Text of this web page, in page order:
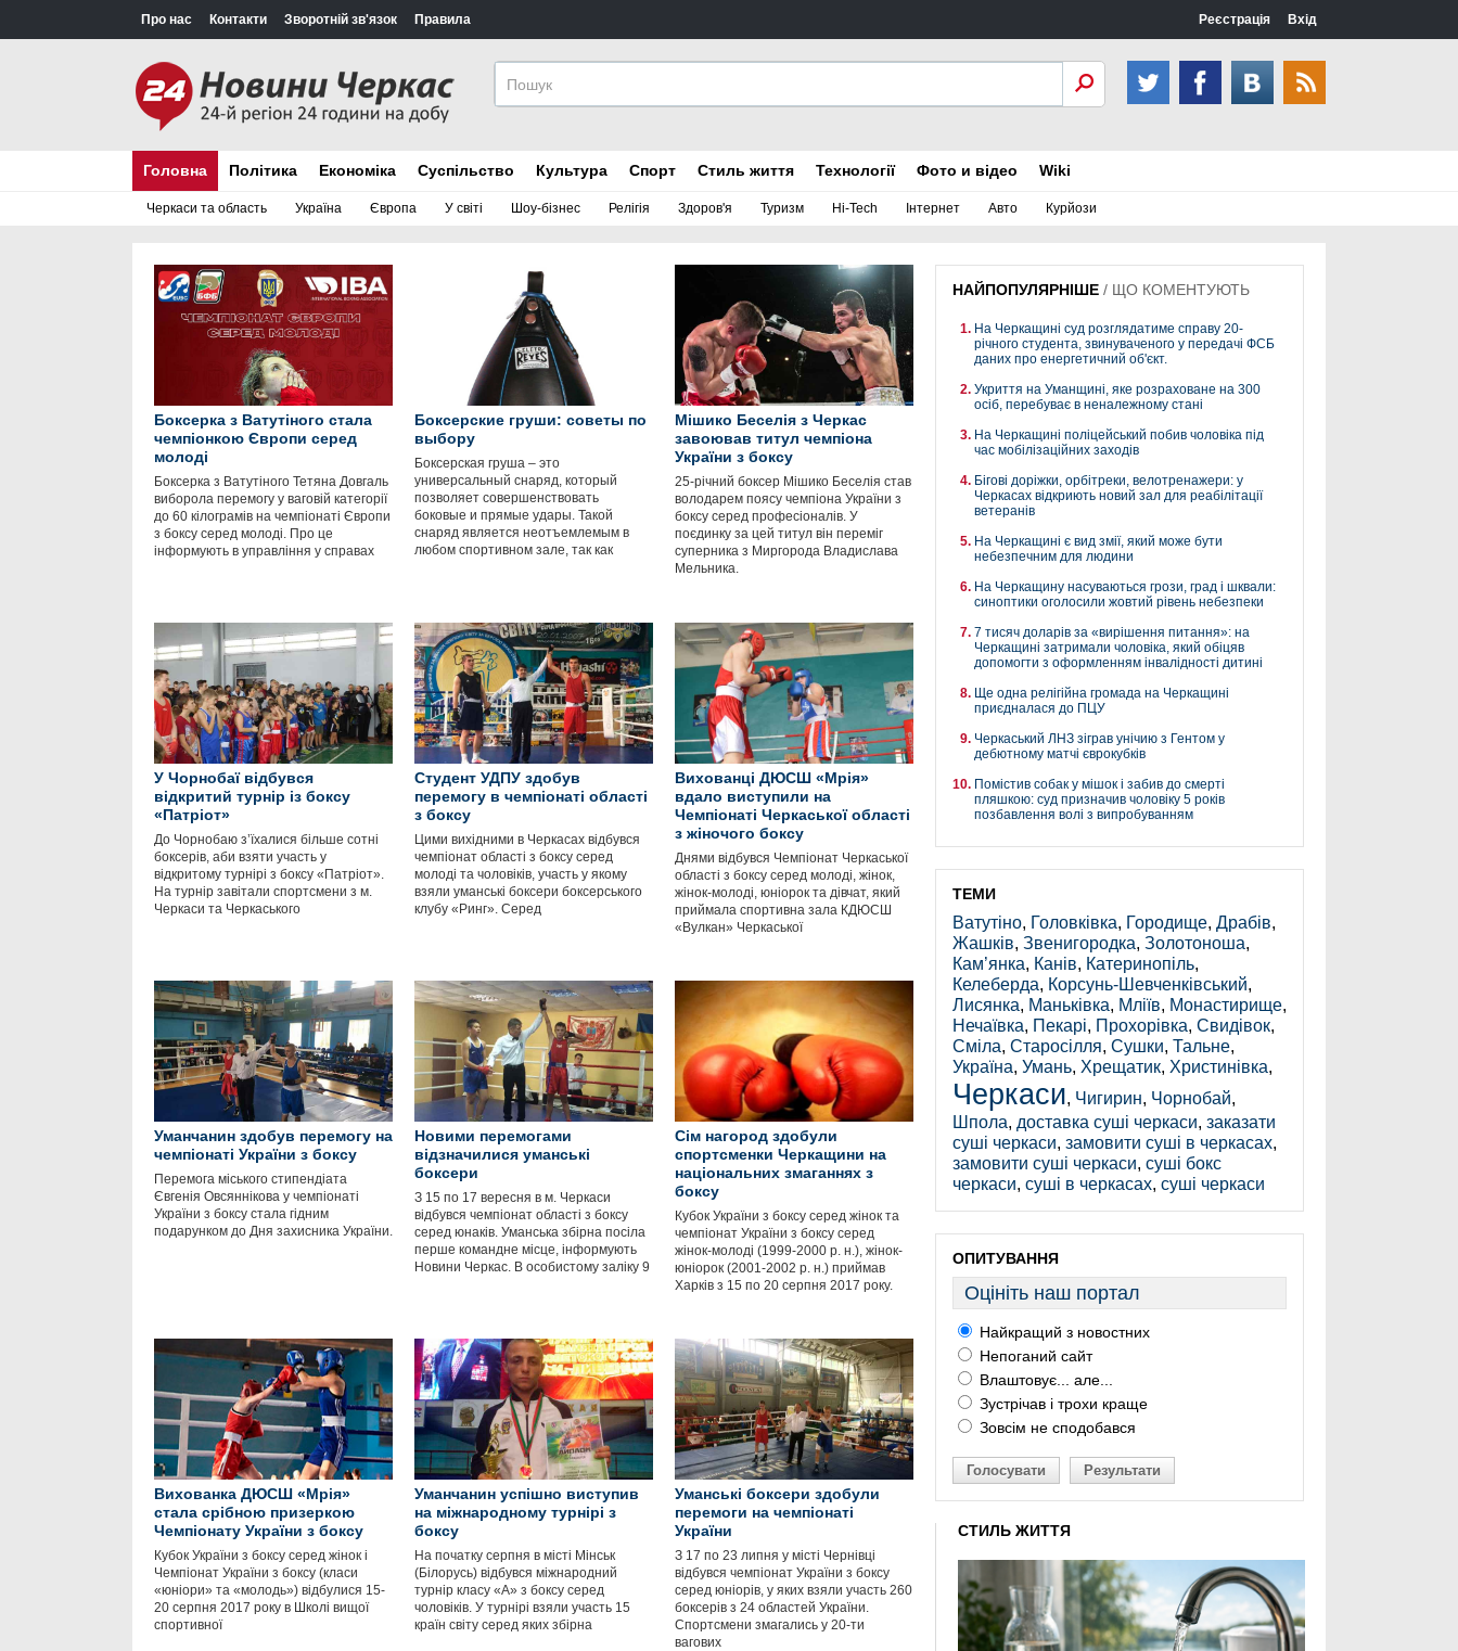
Про нас Контакти Зворотній зв'язок Правила Реєстрація Вхід
Головна
Черкаси та область Україна Європа У світі Шоу-бізнес Релігія Здоров'я Туризм Hi-Tech Інтернет Авто Курйози
Політика Економіка Суспільство Культура Спорт Стиль життя Технології Фото и відео Wiki
Боксерка з Ватутіного стала
чемпіонкою Європи серед
молоді
Боксерка з Ватутіного Тетяна Довгаль
виборола перемогу у ваговій категорії
до 60 кілограмів на чемпіонаті Європи
з боксу серед молоді. Про це
інформують в управління у справах
Боксерские груши: советы по
выбору
Боксерская груша – это
универсальный снаряд, который
позволяет совершенствовать
боковые и прямые удары. Такой
снаряд является неотъемлемым в
любом спортивном зале, так как
Мішико Беселія з Черкас
завоював титул чемпіона
України з боксу
25-річний боксер Мішико Беселія став
володарем поясу чемпіона України з
боксу серед професіоналів. У
поєдинку за цей титул він переміг
суперника з Миргорода Владислава
Мельника.
У Чорнобаї відбувся
відкритий турнір із боксу
«Патріот»
До Чорнобаю з’їхалися більше сотні
боксерів, аби взяти участь у
відкритому турнірі з боксу «Патріот».
На турнір завітали спортсмени з м.
Черкаси та Черкаського
Студент УДПУ здобув
перемогу в чемпіонаті області
з боксу
Цими вихідними в Черкасах відбувся
чемпіонат області з боксу серед
молоді та чоловіків, участь у якому
взяли уманські боксери боксерського
клубу «Ринг». Серед
Вихованці ДЮСШ «Мрія»
вдало виступили на
Чемпіонаті Черкаської області
з жіночого боксу
Днями відбувся Чемпіонат Черкаської
області з боксу серед молоді, жінок,
жінок-молоді, юніорок та дівчат, який
приймала спортивна зала КДЮСШ
«Вулкан» Черкаської
Уманчанин здобув перемогу на
чемпіонаті України з боксу
Перемога міського стипендіата
Євгенія Овсяннікова у чемпіонаті
України з боксу стала гідним
подарунком до Дня захисника України.
Новими перемогами
відзначилися уманські
боксери
З 15 по 17 вересня в м. Черкаси
відбувся чемпіонат області з боксу
серед юнаків. Уманська збірна посіла
перше командне місце, інформують
Новини Черкас. В особистому заліку 9
Сім нагород здобули
спортсменки Черкащини на
національних змаганнях з
боксу
Кубок України з боксу серед жінок та
чемпіонат України з боксу серед
жінок-молоді (1999-2000 р. н.), жінок-
юніорок (2001-2002 р. н.) приймав
Харків з 15 по 20 серпня 2017 року.
Вихованка ДЮСШ «Мрія»
стала срібною призеркою
Чемпіонату України з боксу
Кубок України з боксу серед жінок і
Чемпіонат України з боксу (класи
«юніори» та «молодь») відбулися 15-
20 серпня 2017 року в Школі вищої
спортивної
Уманчанин успішно виступив
на міжнародному турнірі з
боксу
На початку серпня в місті Мінськ
(Білорусь) відбувся міжнародний
турнір класу «А» з боксу серед
чоловіків. У турнірі взяли участь 15
країн світу серед яких збірна
Уманські боксери здобули
перемоги на чемпіонаті
України
З 17 по 23 липня у місті Чернівці
відбувся чемпіонат України з боксу
серед юніорів, у яких взяли участь 260
боксерів з 24 областей України.
Спортсмени змагались у 20-ти
вагових
НАЙПОПУЛЯРНІШЕ / ЩО КОМЕНТУЮТЬ
На Черкащині суд розглядатиме справу 20-
річного студента, звинуваченого у передачі ФСБ
даних про енергетичний об'єкт.
Укриття на Уманщині, яке розраховане на 300
осіб, перебуває в неналежному стані
На Черкащині поліцейський побив чоловіка під
час мобілізаційних заходів
Бігові доріжки, орбітреки, велотренажери: у
Черкасах відкриють новий зал для реабілітації
ветеранів
На Черкащині є вид змії, який може бути
небезпечним для людини
На Черкащину насуваються грози, град і шквали:
синоптики оголосили жовтий рівень небезпеки
7 тисяч доларів за «вирішення питання»: на
Черкащині затримали чоловіка, який обіцяв
допомогти з оформленням інвалідності дитині
Ще одна релігійна громада на Черкащині
приєдналася до ПЦУ
Черкаський ЛНЗ зіграв унічию з Гентом у
дебютному матчі єврокубків
Помістив собак у мішок і забив до смерті
пляшкою: суд призначив чоловіку 5 років
позбавлення волі з випробуванням
ТЕМИ
Ватутіно, Головківка, Городище, Драбів,
Жашків, Звенигородка, Золотоноша,
Кам’янка, Канів, Катеринопіль,
Келеберда, Корсунь-Шевченківський,
Лисянка, Маньківка, Мліїв, Монастирище,
Нечаївка, Пекарі, Прохорівка, Свидівок,
Сміла, Старосілля, Сушки, Тальне,
Україна, Умань, Хрещатик, Христинівка,
Черкаси, Чигирин, Чорнобай,
Шпола, доставка суші черкаси, заказати
суші черкаси, замовити суші в черкасах,
замовити суші черкаси, суші бокс
черкаси, суші в черкасах, суші черкаси
ОПИТУВАННЯ
Оцініть наш портал
Найкращий з новостних
Непоганий сайт
Влаштовує... але...
Зустрічав і трохи краще
Зовсім не сподобався
Голосувати Результати
СТИЛЬ ЖИТТЯ